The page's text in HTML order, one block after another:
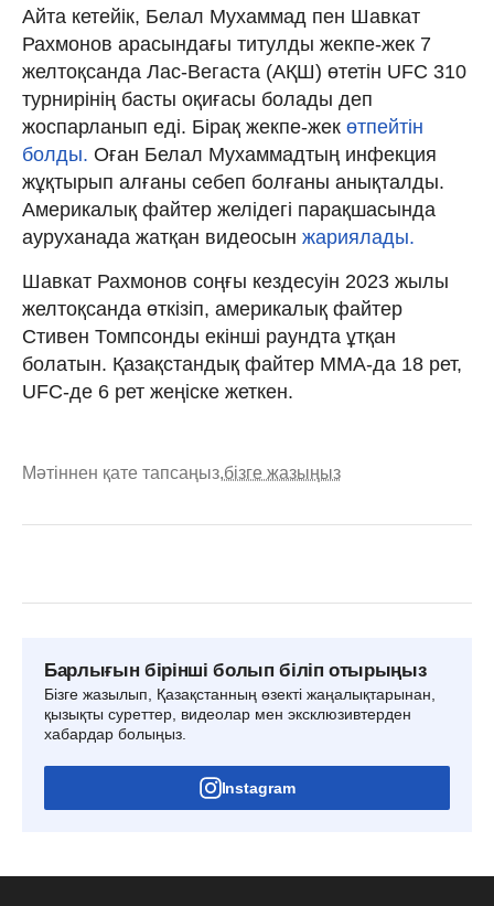
Айта кетейік, Белал Мухаммад пен Шавкат
Рахмонов арасындағы титулды жекпе-жек 7
желтоқсанда Лас-Вегаста (АҚШ) өтетін UFC 310
турнирінің басты оқиғасы болады деп
жоспарланып еді. Бірақ жекпе-жек өтпейтін
болды. Оған Белал Мухаммадтың инфекция
жұқтырып алғаны себеп болғаны анықталды.
Америкалық файтер желідегі парақшасында
ауруханада жатқан видеосын жариялады.
Шавкат Рахмонов соңғы кездесуін 2023 жылы
желтоқсанда өткізіп, америкалық файтер
Стивен Томпсонды екінші раундта ұтқан
болатын. Қазақстандық файтер MMA-да 18 рет,
UFC-де 6 рет жеңіске жеткен.
Мәтіннен қате тапсаңыз,бізге жазыңыз
Барлығын бірінші болып біліп отырыңыз
Бізге жазылып, Қазақстанның өзекті жаңалықтарынан,
қызықты суреттер, видеолар мен эксклюзивтерден
хабардар болыңыз.
Instagram